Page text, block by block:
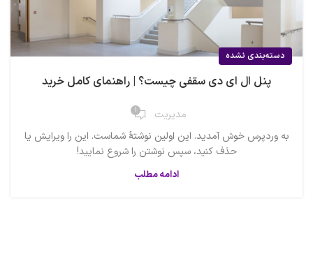
دسته‌بندی نشده
پنل ال ای دی سقفی چیست؟ | راهنمای کامل خرید
مدیریت 1
به وردپرس خوش آمدید. این اولین نوشتهٔ شماست. این را ویرایش یا
حذف کنید، سپس نوشتن را شروع نمایید!
ادامه مطلب